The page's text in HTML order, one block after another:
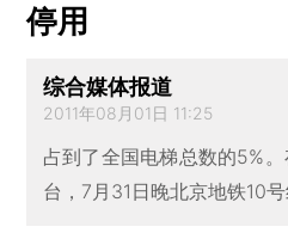
停用
综合媒体报道
2011年08月01日 11:25
占到了全国电梯总数的5%
台，7月31日晚北京地铁10